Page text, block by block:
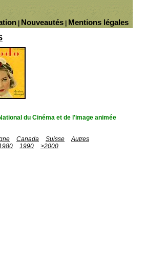
Mentions légales
Nouveautés
du Cinéma et de l'image animée
Canada Suisse
Autres
1990
>2000